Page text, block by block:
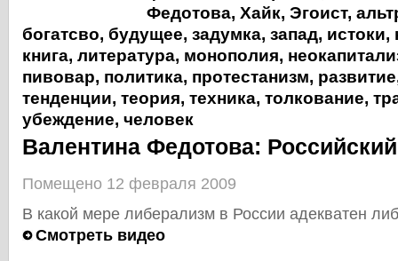
Федотова, Хайк, Эгоист,
богатсво, будущее, задумка, запад, истоки,
книга, литература, монополия,
пивовар, политика, протестанизм, развитие
тенденции, теория, техника, толкование,
убеждение, человек
Валентина Федотова:
Помещено 12 февраля 2009
В какой мере либерализм в России адекватен
Смотреть видео